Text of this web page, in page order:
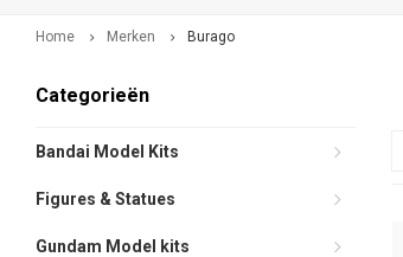
Home Merken Burago
Categorieën
Bandai Model Kits
Figures & Statues
Gundam Model kits